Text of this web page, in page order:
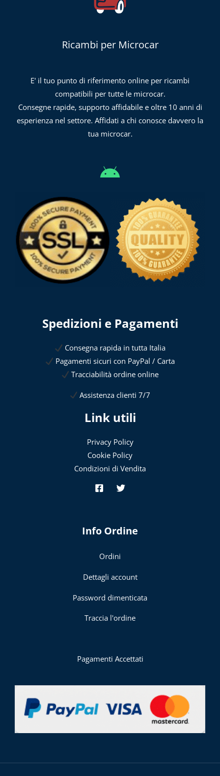
Ricambi per Microcar
E' il tuo punto di riferimento online per ricambi
compatibili per tutte le microcar.
Consegne rapide, supporto affidabile e oltre 10 anni di
esperienza nel settore. Affidati a chi conosce davvero la
tua microcar.
Spedizioni e Pagamenti
Consegna rapida in tutta Italia
Pagamenti sicuri con PayPal / Carta
Tracciabilità ordine online
Assistenza clienti 7/7
Link utili
Privacy Policy
Cookie Policy
Condizioni di Vendita
Info Ordine
Ordini
Dettagli account
Password dimenticata
Traccia l'ordine
Pagamenti Accettati